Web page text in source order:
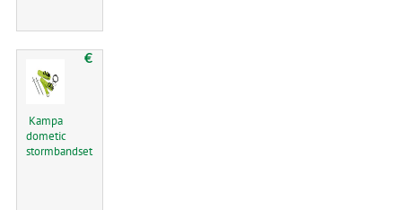
Kampa
dometic
stormbandset
€